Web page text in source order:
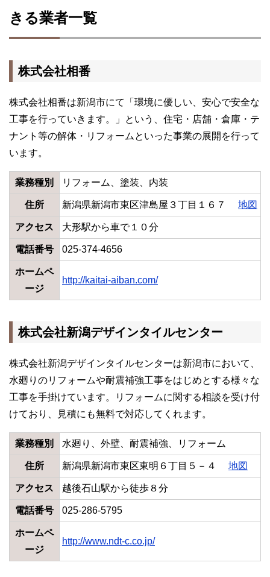
きる業者一覧
株式会社相番
株式会社相番は新潟市にて「環境に優しい、安心で安全な
工事を行っていきます。」という、住宅・店舗・倉庫・テ
ナント等の解体・リフォームといった事業の展開を行って
います。
業務種別 リフォーム、塗装、内装
住所 新潟県新潟市東区津島屋３丁目１６７ 地図
アクセス 大形駅から車で１０分
電話番号 025-374-4656
ホームペ
ージ
http://kaitai-aiban.com/
株式会社新潟デザインタイルセンター
株式会社新潟デザインタイルセンターは新潟市において、
水廻りのリフォームや耐震補強工事をはじめとする様々な
工事を手掛けています。リフォームに関する相談を受け付
けており、見積にも無料で対応してくれます。
業務種別 水廻り、外壁、耐震補強、リフォーム
住所 新潟県新潟市東区東明６丁目５－４ 地図
アクセス 越後石山駅から徒歩８分
電話番号 025-286-5795
ホームペ
ージ
http://www.ndt-c.co.jp/